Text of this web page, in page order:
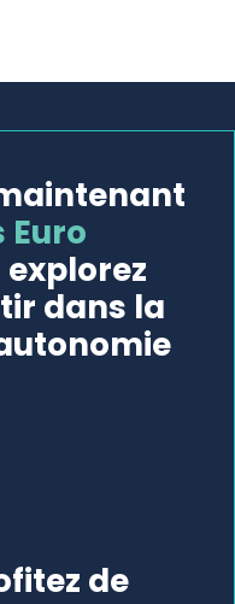
Euro
explorez
dans la
de